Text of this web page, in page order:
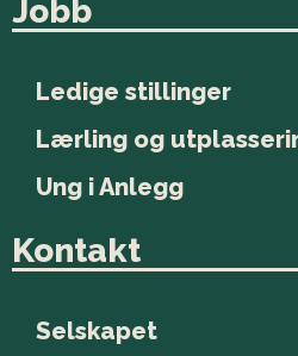
Jobb
Ledige stillinger
Lærling og
Ung i Anlegg
Kontakt
Selskapet